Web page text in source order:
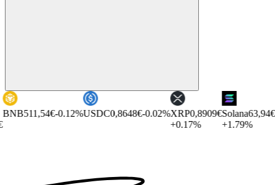
-0.12%USDC0,8648€-0.02%XRP0,8909€Solana63,94€
+1.79%
TRON
+0.19%